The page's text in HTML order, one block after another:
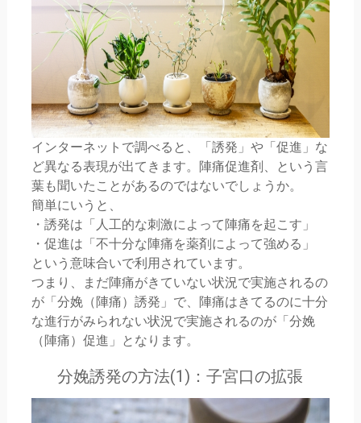
インターネットで調べると、「誘発」や「促進」な
ど異なる表現が出てきます。陣痛促進剤、という言
葉も聞いたことがあるのではないでしょうか。
簡単にいうと、
・誘発は「人工的な刺激によって陣痛を起こす」
・促進は「不十分な陣痛を薬剤によって強める」
という意味合いで利用されています。
つまり、まだ陣痛がきていない状況で実施されるの
が「分娩（陣痛）誘発」で、陣痛はきてるのに十分
な進行がみられない状況で実施されるのが「分娩
（陣痛）促進」となります。
分娩誘発の方法(1)：子宮口の拡張